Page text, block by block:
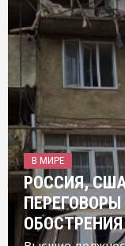
В МИРЕ
РОССИЯ,